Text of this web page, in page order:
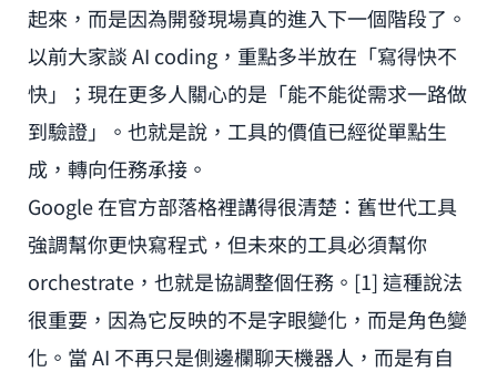
起來，而是因為開發現場真的進入下一個階段了。
以前大家談 AI coding，重點多半放在「寫得快不
快」；現在更多人關心的是「能不能從需求一路做
到驗證」。也就是說，工具的價值已經從單點生
成，轉向任務承接。
Google 在官方部落格裡講得很清楚：舊世代工具
強調幫你更快寫程式，但未來的工具必須幫你
orchestrate，也就是協調整個任務。[1] 這種說法
很重要，因為它反映的不是字眼變化，而是角色變
化。當 AI 不再只是側邊欄聊天機器人，而是有自